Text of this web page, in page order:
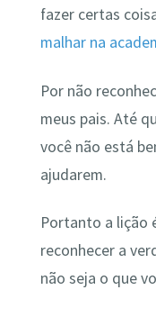
fazer certas
malhar na
Por não
meus pais. Até
você não está
ajudarem.
Portanto a lição
reconhecer a
não seja o que